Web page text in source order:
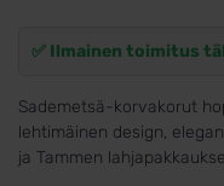
✅ Ilmainen toimitus
Sademetsä-korvakorut
lehtimäinen design,
ja Tammen